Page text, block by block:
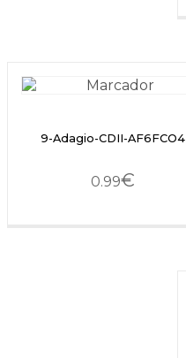
9-Adagio-CDII-AF6FCO4
0.99€